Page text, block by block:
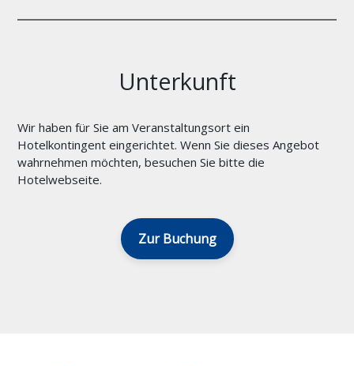
Unterkunft
Wir haben für Sie am Veranstaltungsort ein
Hotelkontingent eingerichtet. Wenn Sie dieses Angebot
wahrnehmen möchten, besuchen Sie bitte die
Hotelwebseite.
Zur Buchung